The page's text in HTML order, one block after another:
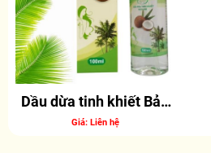
Dầu dừa tinh khiết Bảo
Nhi (100ml)
Giá: Liên hệ